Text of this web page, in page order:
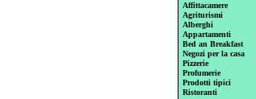
Affittacamere
Agriturismi
Alberghi
Appartamenti
Bed an Breakfast
Negozi per la casa
Pizzerie
Profumerie
Prodotti tipici
Ristoranti